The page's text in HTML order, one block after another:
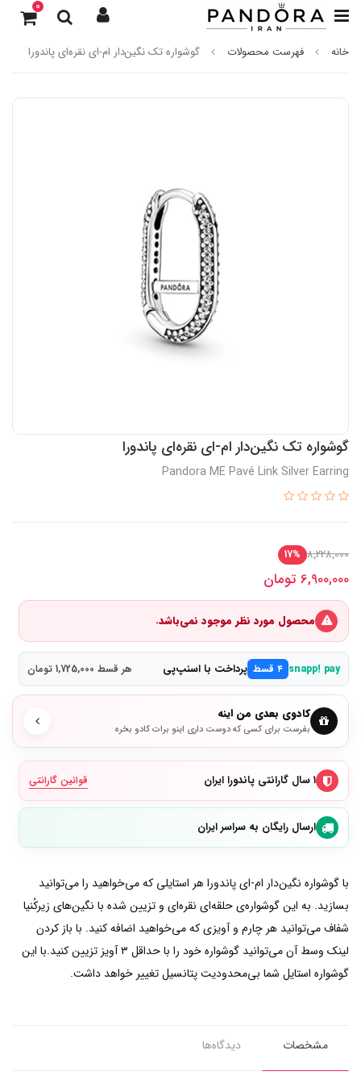
0
خانه فهرست محصولات گوشواره تک نگین‌دار ام-ای نقره‌ای پاندورا
گوشواره تک نگین‌دار ام-ای نقره‌ای پاندورا
Pandora ME Pavé Link Silver Earring
8,228,000
17%
6,900,000 تومان
محصول مورد نظر موجود نمی‌باشد.
snapp! pay ۴ قسط پرداخت با اسنپ‌پی هر قسط 1,725,000 تومان
کادوی بعدی من اینه
بفرست برای کسی که دوست داری اینو برات کادو بخره
۱ سال گارانتی پاندورا ایران قوانین گارانتی
ارسال رایگان به سراسر ایران
با گوشواره نگین‌دار ام-ای پاندورا هر استایلی که می‌خواهید را می‌توانید
بسازید. به این گوشواره‌ی حلقه‌ای نقره‌ای و تزیین شده با نگین‌های زیرکُنیا
شفاف می‌توانید هر چارم و آویزی که می‌خواهید اضافه کنید. با باز کردن
لینک وسط آن می‌توانید گوشواره خود را با حداقل ۳ آویز تزیین کنید.با این
گوشواره استایل شما بی‌محدودیت پتانسیل تغییر خواهد داشت.
مشخصات دیدگاه‌ها